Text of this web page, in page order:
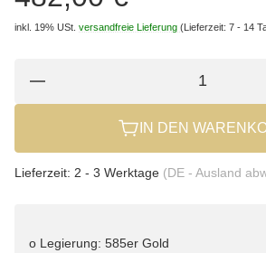
inkl. 19% USt. versandfreie Lieferung (Lieferzeit: 7 - 14
IN DEN
Lieferzeit: 2 - 3 Werktage (DE - Ausland
o Legierung: 585er Gold